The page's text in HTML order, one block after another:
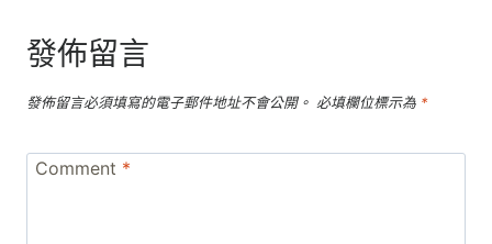
發佈留言
發佈留言必須填寫的電子郵件地址不會公開。 必填欄位標示為 *
Comment *